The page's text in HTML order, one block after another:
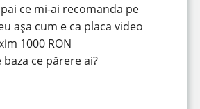
ce mi-ai recomanda pe
așa cum e ca placa video
1000 RON
baza ce părere ai?